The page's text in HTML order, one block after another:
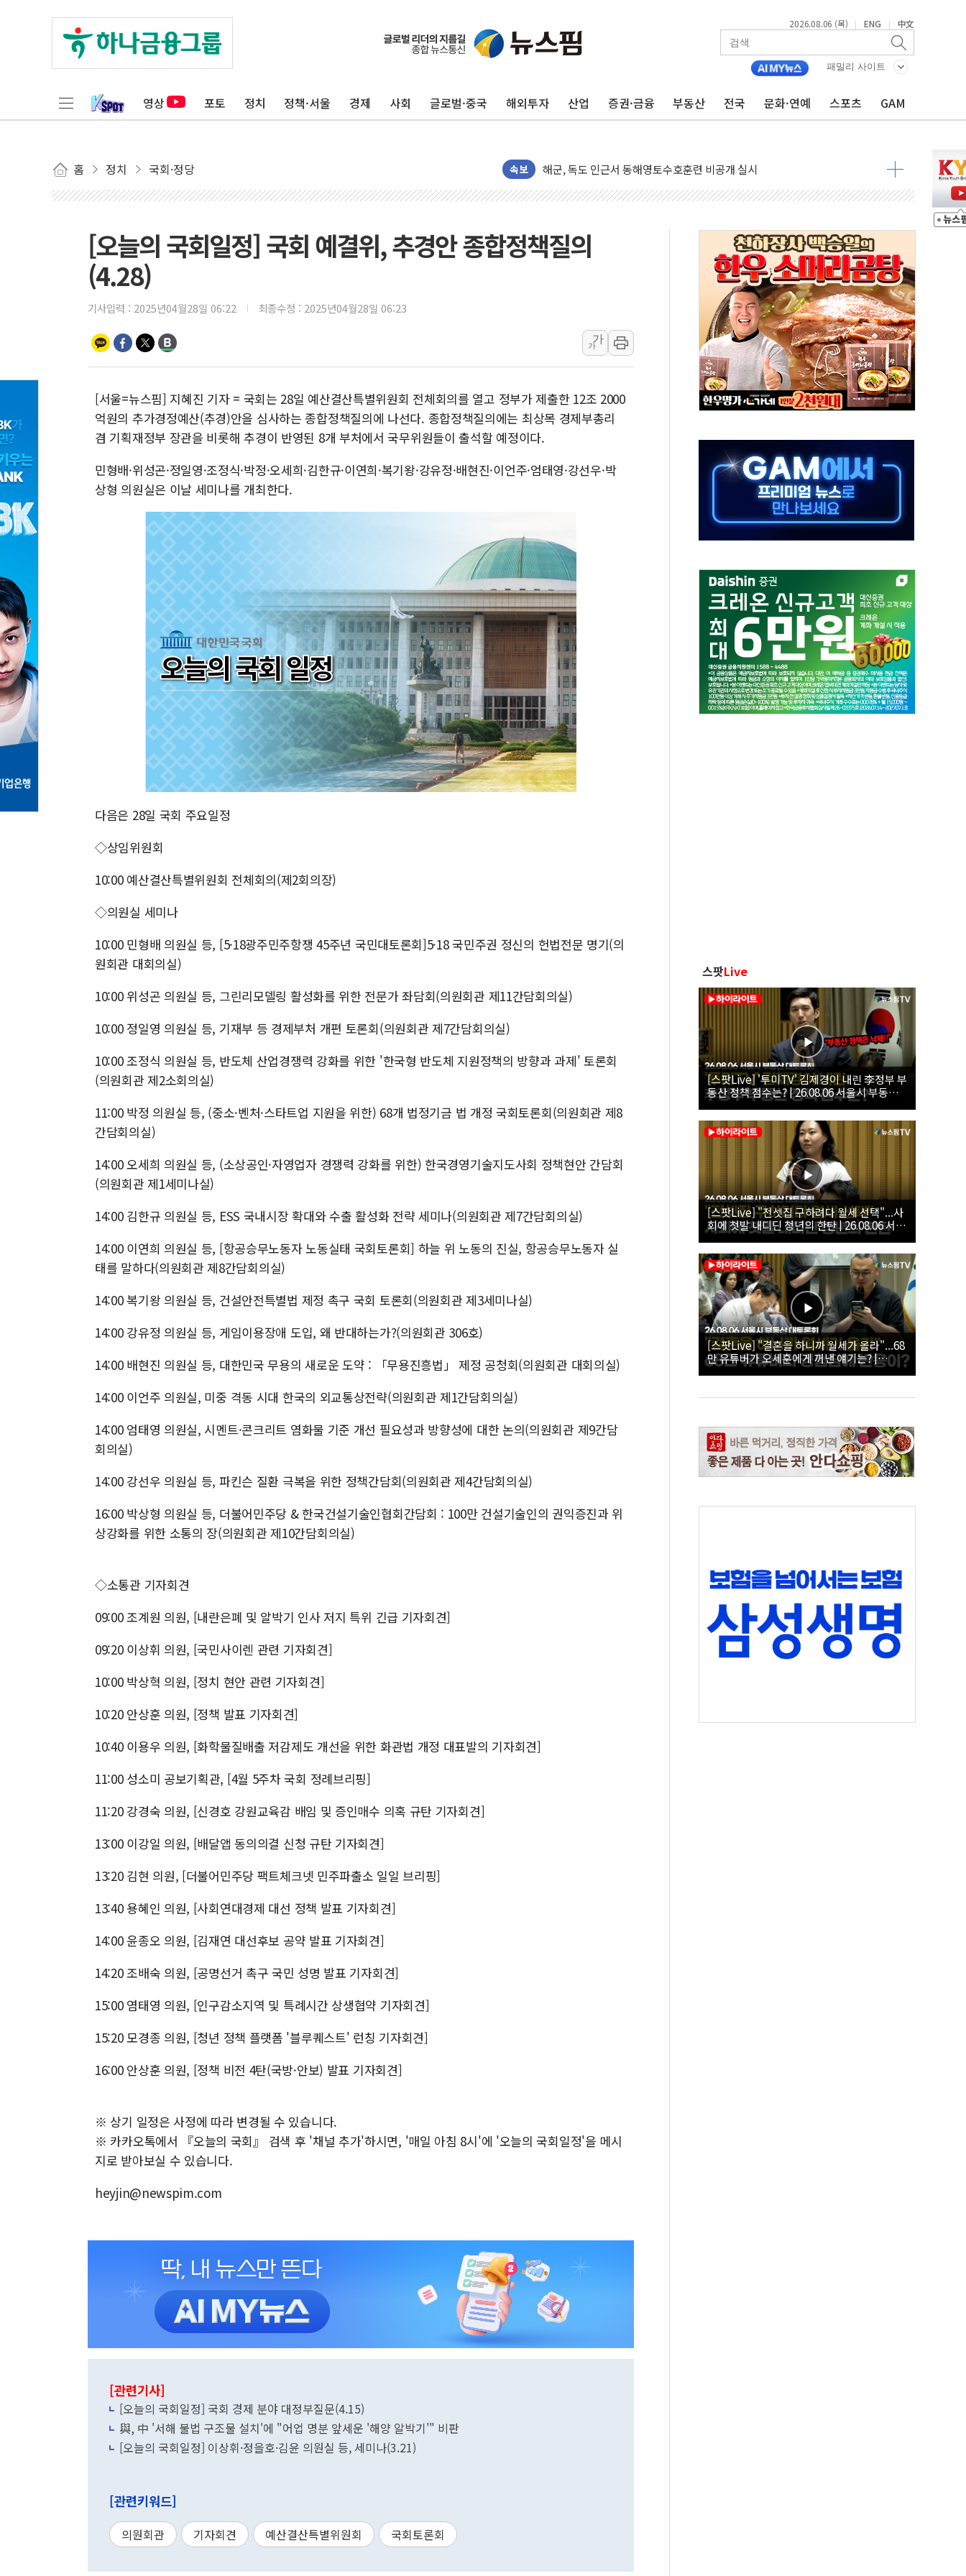
2026.08.06 (목) | ENG | 中文
패밀리 사이트
영상 포토 정치 정책·서울 경제 사회 글로벌·중국 해외투자 산업 증권·금융 부동산 전국 문화·연예 스포츠 GAM
홈 정치 국회·정당 속보
[뉴스핌 뉴스레터 Today ANDA] 8월 6일
해군, 독도 인근서 동해영토수호훈련 비공개 실시
여권 내부서도 제기되는 레버리지 책임론…정청래·조국, 김민석·靑에 공세
중국 최신판 '달(月) 지질도' 완성...달 어디에 어떤 광물이 있나 한눈에
뉴인텍, 하반기 '전력용 커패시터' 사업 확대
BGF리테일, 2분기 영업익 849억원…전년 比 22.3%↑
휴젤, 매출 2545억원·영업익 1037억원…상반기 역대 최대
포스코, 희귀가스 사업 항공우주·방산으로 넓힌다
진원생명과학, '코로나19 DNA 백신 플랫폼' 美 특허 확보
경북도·대구시 '2차 공공기관 이전' 대응 '맞손'
서울 아파트값 0.26%↑…상승폭 커졌지만 고가주택 밀집된 강남·서초 둔화
효성중공업, 덴마크에 초고압변압기 첫 공급...국가 전력망에 첫 입성
딥시크, AI 서비스 가격 대대적 인상 계획...업계 파장 예고
CJ프레시웨이, 2분기 영업익 14.2% 감소…"온라인 사업으로 성장"
초박빙 경선에 친명계 '추가 투표' 요구...친청계 응집력 '희석' 전략 통할까
구리시 입주업종 확대…'현대 테라타워 구리갈매' 공급
[오늘의 국회일정] 국회 예결위, 추경안 종합정책질의
(4.28)
기사입력 : 2025년04월28일 06:22 최종수정 : 2025년04월28일 06:23
가
가
[서울=뉴스핌] 지혜진 기자 = 국회는 28일 예산결산특별위원회 전체회의를 열고 정부가 제출한 12조 2000
억원의 추가경정예산(추경)안을 심사하는 종합정책질의에 나선다. 종합정책질의에는 최상목 경제부총리
겸 기획재정부 장관을 비롯해 추경이 반영된 8개 부처에서 국무위원들이 출석할 예정이다.
민형배·위성곤·정일영·조정식·박정·오세희·김한규·이연희·복기왕·강유정·배현진·이언주·엄태영·강선우·박
상형 의원실은 이날 세미나를 개최한다.
다음은 28일 국회 주요일정
◇상임위원회
10:00 예산결산특별위원회 전체회의(제2회의장)
◇의원실 세미나
10:00 민형배 의원실 등, [5·18광주민주항쟁 45주년 국민대토론회]5·18 국민주권 정신의 헌법전문 명기(의
원회관 대회의실)
10:00 위성곤 의원실 등, 그린리모델링 활성화를 위한 전문가 좌담회(의원회관 제11간담회의실)
10:00 정일영 의원실 등, 기재부 등 경제부처 개편 토론회(의원회관 제7간담회의실)
10:00 조정식 의원실 등, 반도체 산업경쟁력 강화를 위한 '한국형 반도체 지원정책의 방향과 과제' 토론회
(의원회관 제2소회의실)
11:00 박정 의원실 등, (중소·벤처·스타트업 지원을 위한) 68개 법정기금 법 개정 국회토론회(의원회관 제8
간담회의실)
14:00 오세희 의원실 등, (소상공인·자영업자 경쟁력 강화를 위한) 한국경영기술지도사회 정책현안 간담회
(의원회관 제1세미나실)
14:00 김한규 의원실 등, ESS 국내시장 확대와 수출 활성화 전략 세미나(의원회관 제7간담회의실)
14:00 이연희 의원실 등, [항공승무노동자 노동실태 국회토론회] 하늘 위 노동의 진실, 항공승무노동자 실
태를 말하다(의원회관 제8간담회의실)
14:00 복기왕 의원실 등, 건설안전특별법 제정 촉구 국회 토론회(의원회관 제3세미나실)
14:00 강유정 의원실 등, 게임이용장애 도입, 왜 반대하는가?(의원회관 306호)
14:00 배현진 의원실 등, 대한민국 무용의 새로운 도약 : 「무용진흥법」 제정 공청회(의원회관 대회의실)
14:00 이언주 의원실, 미중 격동 시대 한국의 외교통상전략(의원회관 제1간담회의실)
14:00 엄태영 의원실, 시멘트·콘크리트 염화물 기준 개선 필요성과 방향성에 대한 논의(의원회관 제9간담
회의실)
14:00 강선우 의원실 등, 파킨슨 질환 극복을 위한 정책간담회(의원회관 제4간담회의실)
16:00 박상형 의원실 등, 더불어민주당 & 한국건설기술인협회간담회 : 100만 건설기술인의 권익증진과 위
상강화를 위한 소통의 장(의원회관 제10간담회의실)
◇소통관 기자회견
09:00 조계원 의원, [내란은폐 및 알박기 인사 저지 특위 긴급 기자회견]
09:20 이상휘 의원, [국민사이렌 관련 기자회견]
10:00 박상혁 의원, [정치 현안 관련 기자회견]
10:20 안상훈 의원, [정책 발표 기자회견]
10:40 이용우 의원, [화학물질배출 저감제도 개선을 위한 화관법 개정 대표발의 기자회견]
11:00 성소미 공보기획관, [4월 5주차 국회 정례브리핑]
11:20 강경숙 의원, [신경호 강원교육감 배임 및 증인매수 의혹 규탄 기자회견]
13:00 이강일 의원, [배달앱 동의의결 신청 규탄 기자회견]
13:20 김현 의원, [더불어민주당 팩트체크넷 민주파출소 일일 브리핑]
13:40 용혜인 의원, [사회연대경제 대선 정책 발표 기자회견]
14:00 윤종오 의원, [김재연 대선후보 공약 발표 기자회견]
14:20 조배숙 의원, [공명선거 촉구 국민 성명 발표 기자회견]
15:00 염태영 의원, [인구감소지역 및 특례시간 상생협약 기자회견]
15:20 모경종 의원, [청년 정책 플랫폼 '블루퀘스트' 런칭 기자회견]
16:00 안상훈 의원, [정책 비전 4탄(국방·안보) 발표 기자회견]
※ 상기 일정은 사정에 따라 변경될 수 있습니다.
※ 카카오톡에서 『오늘의 국회』 검색 후 '채널 추가'하시면, '매일 아침 8시'에 '오늘의 국회일정'을 메시
지로 받아보실 수 있습니다.
heyjin@newspim.com
[관련기사]
[오늘의 국회일정] 국회 경제 분야 대정부질문(4.15)
與, 中 '서해 불법 구조물 설치'에 "어업 명분 앞세운 '해양 알박기'" 비판
[오늘의 국회일정] 이상휘·정을호·김윤 의원실 등, 세미나(3.21)
[관련키워드]
의원회관 기자회견 예산결산특별위원회 국회토론회
스팟Live
[스팟Live] '투미TV' 김제경이 내린 李정부 부
동산 정책 점수는? | 26.08.06 서울시 부동산
대토론회
[스팟Live] "전셋집 구하려다 월세 선택"...사
회에 첫발 내디딘 청년의 한탄 | 26.08.06 서울
시 부동산 대토론회
[스팟Live] "결혼을 하니까 월세가 올라"...68
만 유튜버가 오세훈에게 꺼낸 얘기는? |
26.08.06 서울시 부동산 대토론회